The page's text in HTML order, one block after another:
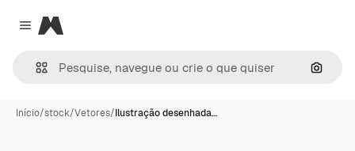
Close menu
Magnific
Início/stock/Vetores/Ilustração desenhada…